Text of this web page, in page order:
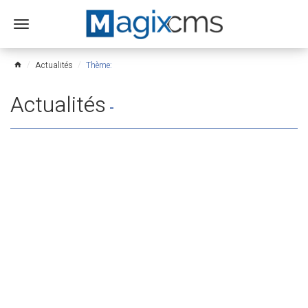
Ouvrir
menu
home Actualités Thème:
Actualités -